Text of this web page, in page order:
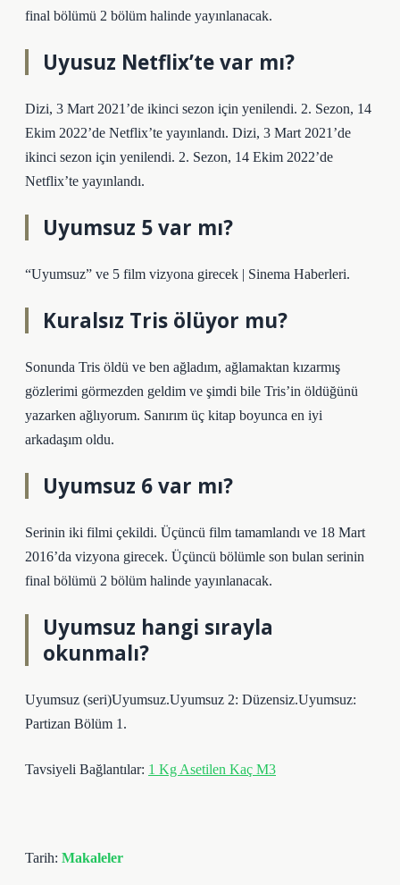
final bölümü 2 bölüm halinde yayınlanacak.
Uyusuz Netflix’te var mı?
Dizi, 3 Mart 2021’de ikinci sezon için yenilendi. 2. Sezon, 14
Ekim 2022’de Netflix’te yayınlandı. Dizi, 3 Mart 2021’de
ikinci sezon için yenilendi. 2. Sezon, 14 Ekim 2022’de
Netflix’te yayınlandı.
Uyumsuz 5 var mı?
“Uyumsuz” ve 5 film vizyona girecek | Sinema Haberleri.
Kuralsız Tris ölüyor mu?
Sonunda Tris öldü ve ben ağladım, ağlamaktan kızarmış
gözlerimi görmezden geldim ve şimdi bile Tris’in öldüğünü
yazarken ağlıyorum. Sanırım üç kitap boyunca en iyi
arkadaşım oldu.
Uyumsuz 6 var mı?
Serinin iki filmi çekildi. Üçüncü film tamamlandı ve 18 Mart
2016’da vizyona girecek. Üçüncü bölümle son bulan serinin
final bölümü 2 bölüm halinde yayınlanacak.
Uyumsuz hangi sırayla
okunmalı?
Uyumsuz (seri)Uyumsuz.Uyumsuz 2: Düzensiz.Uyumsuz:
Partizan Bölüm 1.
Tavsiyeli Bağlantılar: 1 Kg Asetilen Kaç M3
Tarih: Makaleler